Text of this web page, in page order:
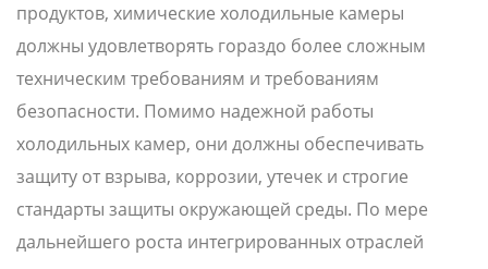
продуктов, химические холодильные камеры
должны удовлетворять гораздо более сложным
техническим требованиям и требованиям
безопасности. Помимо надежной работы
холодильных камер, они должны обеспечивать
защиту от взрыва, коррозии, утечек и строгие
стандарты защиты окружающей среды. По мере
дальнейшего роста интегрированных отраслей